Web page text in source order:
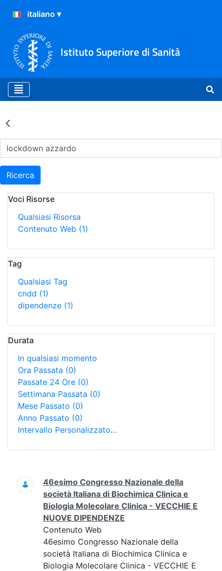
Istituto Superiore di Sanità
Risultati della Ricerca -
Ricerca
Voci Risorse
Qualsiasi Risorsa
Contenuto Web (1)
Tag
Qualsiasi Tag
cndd (1)
dipendenze (1)
Durata
In qualsiasi momento
Ora Passata (0)
Passate 24 Ore (0)
Settimana Passata (0)
Mese Passato (0)
Anno Passato (0)
Intervallo Personalizzato…
Ricerca
46esimo Congresso Nazionale della
società Italiana di Biochimica Clinica e
Biologia Molecolare Clinica - VECCHIE E
NUOVE DIPENDENZE
Contenuto Web
46esimo Congresso Nazionale della
società Italiana di Biochimica Clinica e
Biologia Molecolare Clinica - VECCHIE E